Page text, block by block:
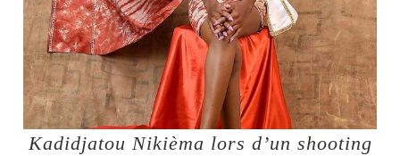
Kadidjatou Nikièma lors d’un shooting